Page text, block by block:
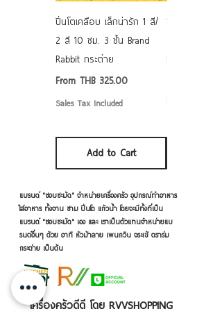
ปิ่นโตเคลือบ เล็กน่ารัก 1 สี/
2 สี 10 ซม. 3 ชั้น Brand
Rabbit กระต่าย
From THB 325.00
Sale Price
Sales Tax Included
Add to Cart
ชามเคลือบ
แบรนด์ "ชอบชะมัด" จำหน่ายเครื่องครัว อุปกรณ์ทำอาหาร
ใส่อาหาร ทั้งจาน ชาม ปิ่นโต แก้วน้ำ โดยจะมีทั้งที่เป็น
แบรนด์ "ชอบชะมัด" เอง และ เราเป็นตัวแทนจำหน่ายแบ
รนด์อื่นๆ ด้วย อาทิ หัวม้าลาย เพนกวิน จระเข้ ตราร่ม
กระต่าย เป็นต้น
เครื่องครัวดีดี โดย RVVSHOPPING